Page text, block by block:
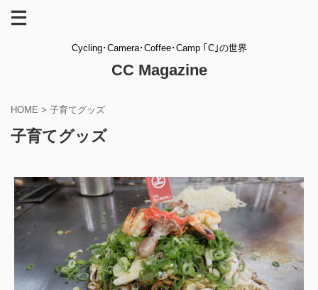
Cycling･Camera･Coffee･Camp ｢C｣の世界
CC Magazine
HOME > 子育てグッズ
子育てグッズ